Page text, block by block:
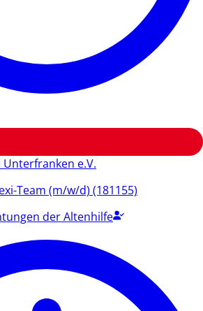
e.V.
Team (m/w/d) (181155)
der Altenhilfe